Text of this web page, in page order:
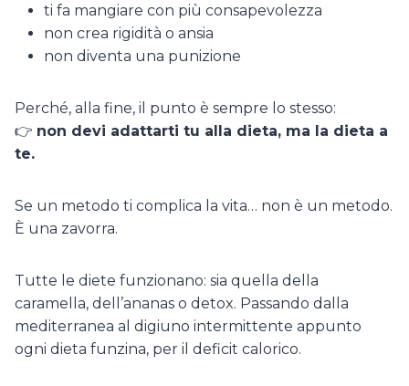
ti fa mangiare con più consapevolezza
non crea rigidità o ansia
non diventa una punizione
Perché, alla fine, il punto è sempre lo stesso:
👉 non devi adattarti tu alla dieta, ma la dieta a
te.
Se un metodo ti complica la vita… non è un metodo.
È una zavorra.
Tutte le diete funzionano: sia quella della
caramella, dell’ananas o detox. Passando dalla
mediterranea al digiuno intermittente appunto
ogni dieta funzina, per il deficit calorico.